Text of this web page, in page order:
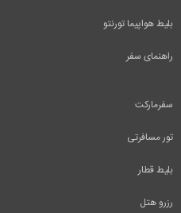
بلیط هواپیما تورنتو
راهنمای سفر
سفرمارکت
تور مسافرتی
بلیط قطار
رزرو هتل